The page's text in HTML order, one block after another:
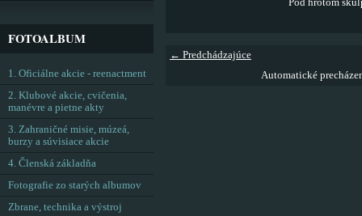
Pod hrotom
← Predchádzajúce
Automatické
FOTOALBUM
1. Oficiálne akcie - reenactment
2. Klubové akcie, cvičenia,
manévre a pietne akty
3. Zahraničné misie, múzeá,
burzy a súvisiace akcie
4. Členská základňa
Fotografie zo starých albumov
Zbrane, technika a výstroj